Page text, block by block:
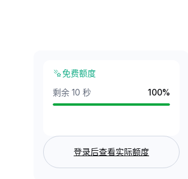
免费额度
剩余 10 秒
100%
登录后查看实际额度